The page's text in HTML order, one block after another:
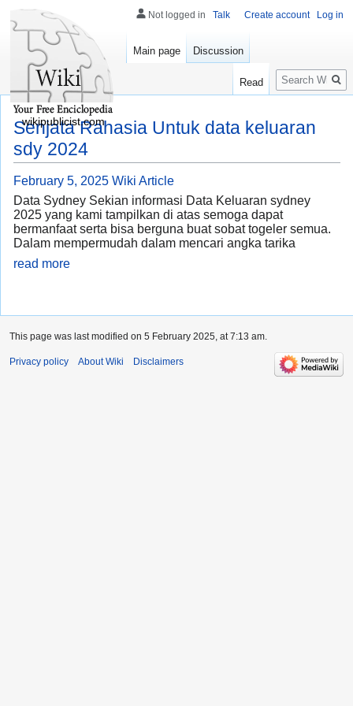
Senjata Rahasia Untuk data keluaran
sdy 2024
February 5, 2025 Wiki Article
Data Sydney Sekian informasi Data Keluaran sydney
2025 yang kami tampilkan di atas semoga dapat
bermanfaat serta bisa berguna buat sobat togeler semua.
Dalam mempermudah dalam mencari angka tarika
read more
Not logged in Talk Create account Log in
Main page Discussion
Read
Search
wikipublicist.com
This page was last modified on 5 February 2025, at 7:13 am.
Privacy policy About Wiki Disclaimers